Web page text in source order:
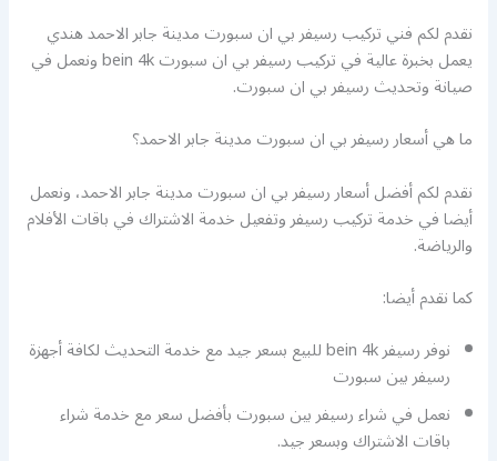
نقدم لكم فني تركيب رسيفر بي ان سبورت مدينة جابر الاحمد هندي
يعمل بخبرة عالية في تركيب رسيفر بي ان سبورت bein 4k ونعمل في
صيانة وتحديث رسيفر بي ان سبورت.
ما هي أسعار رسيفر بي ان سبورت مدينة جابر الاحمد؟
نقدم لكم أفضل أسعار رسيفر بي ان سبورت مدينة جابر الاحمد، ونعمل
أيضا في خدمة تركيب رسيفر وتفعيل خدمة الاشتراك في باقات الأفلام
والرياضة.
كما نقدم أيضا:
نوفر رسيفر bein 4k للبيع بسعر جيد مع خدمة التحديث لكافة أجهزة
رسيفر بين سبورت
نعمل في شراء رسيفر بين سبورت بأفضل سعر مع خدمة شراء
باقات الاشتراك وبسعر جيد.